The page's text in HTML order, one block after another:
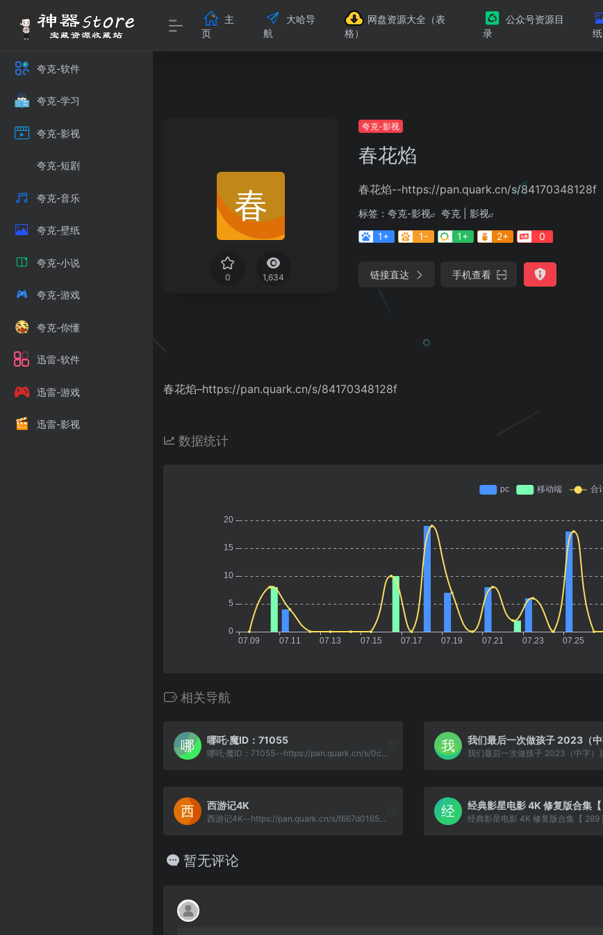
夸克-软件
夸克-学习
夸克-影视
夸克-短剧
夸克-音乐
夸克-壁纸
夸克-小说
夸克-游戏
夸克-你懂
迅雷-软件
迅雷-游戏
迅雷-影视
主
页
大哈导
航
网盘资源大全（表
格）
公众号资源目
录
纸
0 1,634
夸克-影视
春花焰
春花焰--https://pan.quark.cn/s/84170348128f
标签： 夸克-影视
夸克 | 影视
1+
1- 1+ 2+ 0
链接直达 手机查看
春花焰–https://pan.quark.cn/s/84170348128f
数据统计
相关导航
哪吒·魔ID：71055
哪吒·魔ID：71055--https://pan.quark.cn/s/0c76f7654684
西游记4K
西游记4K--https://pan.quark.cn/s/f667d016598d
暂无评论
关注公众号：APP小站
关注微信公众号：APP小站
获取各种破姐软件、精品资源及教程！